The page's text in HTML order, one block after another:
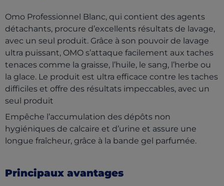
Omo Professionnel Blanc, qui contient des agents
détachants, procure d’excellents résultats de lavage,
avec un seul produit. Grâce à son pouvoir de lavage
ultra puissant, OMO s’attaque facilement aux taches
tenaces comme la graisse, l’huile, le sang, l’herbe ou
la glace. Le produit est ultra efficace contre les taches
difficiles et offre des résultats impeccables, avec un
seul produit
Empêche l’accumulation des dépôts non
hygiéniques de calcaire et d’urine et assure une
longue fraîcheur, grâce à la bande gel parfumée.
Principaux avantages